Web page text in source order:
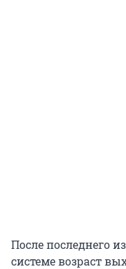
После последнего
системе возраст